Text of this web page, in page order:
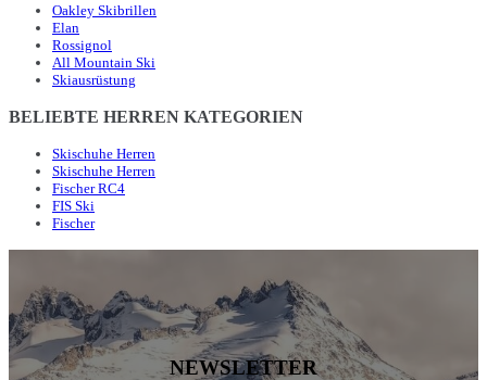
Oakley Skibrillen
Elan
Rossignol
All Mountain Ski
Skiausrüstung
BELIEBTE HERREN KATEGORIEN
Skischuhe Herren
Skischuhe Herren
Fischer RC4
FIS Ski
Fischer
NEWSLETTER